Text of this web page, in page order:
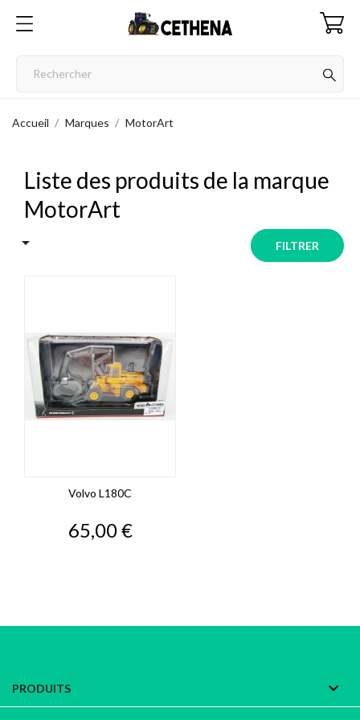
Accueil Marques MotorArt
Liste des produits de la marque
MotorArt
 FILTRER
Volvo L180C
Prix
65,00 €
PRODUITS 